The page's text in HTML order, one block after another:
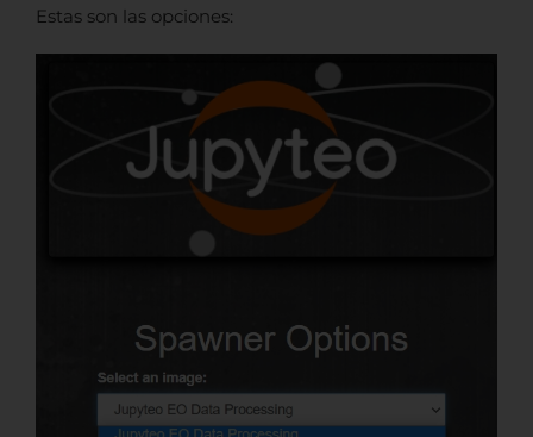
Estas son las opciones: